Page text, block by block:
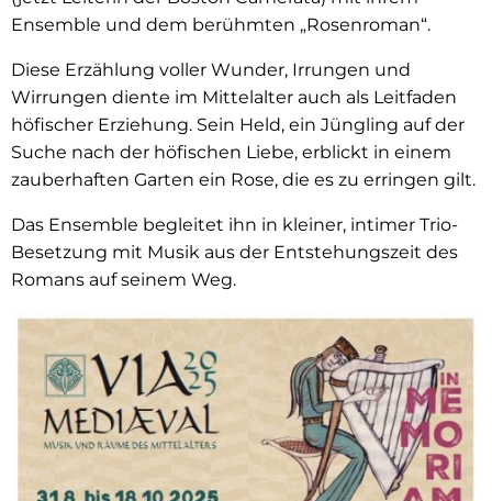
Ensemble und dem berühmten „Rosenroman“.
Diese Erzählung voller Wunder, Irrungen und
Wirrungen diente im Mittelalter auch als Leitfaden
höfischer Erziehung. Sein Held, ein Jüngling auf der
Suche nach der höfischen Liebe, erblickt in einem
zauberhaften Garten ein Rose, die es zu erringen gilt.
Das Ensemble begleitet ihn in kleiner, intimer Trio-
Besetzung mit Musik aus der Entstehungszeit des
Romans auf seinem Weg.